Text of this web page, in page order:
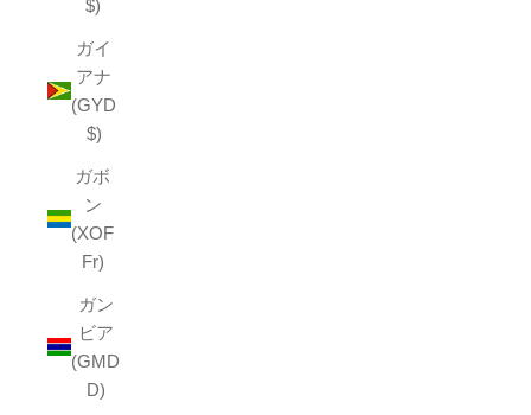
$)
ガイ
アナ
(GYD
$)
ガボ
ン
(XOF
Fr)
ガン
ビア
(GMD
D)